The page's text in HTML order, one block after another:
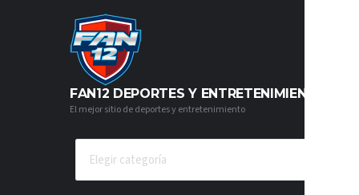
FAN12 DEPORTES Y ENTRETENIMIENTO
El mejor sitio de deportes y entretenimiento